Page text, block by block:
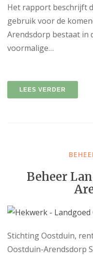
Het rapport beschrijft
gebruik voor de
Arendsdorp bestaat in
voormalige…
LEES VERDER
Beheer
Stichting Oostduin,
Oostduin-Arendsdorp